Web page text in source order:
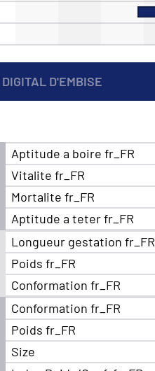
DIGITAL D'EMBISE
Aptitude a boire fr_FR
Vitalite fr_FR
Mortalite fr_FR
Aptitude a teter fr_FR
Longueur gestation fr_FR
Poids fr_FR
Conformation fr_FR
Conformation fr_FR
Poids fr_FR
Size